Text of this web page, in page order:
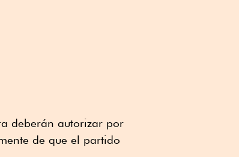
deberán autorizar por
de que el partido